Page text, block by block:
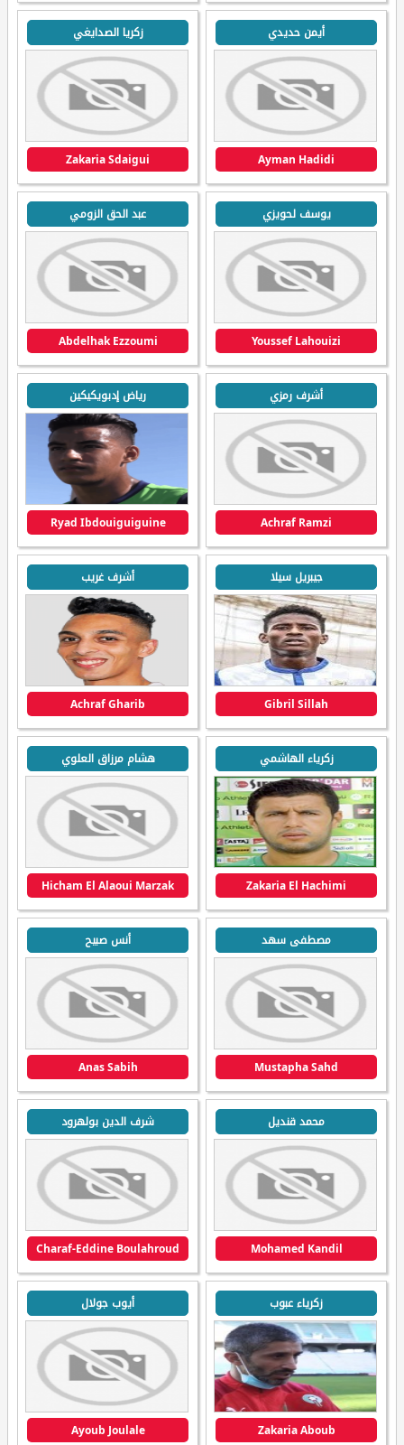
أيمن حديدي
Ayman Hadidi
زكريا الصدايغي
Zakaria Sdaigui
يوسف لحويزي
Youssef Lahouizi
عبد الحق الزومي
Abdelhak Ezzoumi
أشرف رمزي
Achraf Ramzi
رياض إدبويكيكين
Ryad Ibdouiguiguine
جيبريل سيلا
Gibril Sillah
أشرف غريب
Achraf Gharib
زكرياء الهاشمي
Zakaria El Hachimi
هشام مرزاق العلوي
Hicham El Alaoui Marzak
مصطفى سهد
Mustapha Sahd
أنس صبيح
Anas Sabih
محمد قنديل
Mohamed Kandil
شرف الدين بولهرود
Charaf-Eddine Boulahroud
زكرياء عبوب
Zakaria Aboub
أيوب جولال
Ayoub Joulale